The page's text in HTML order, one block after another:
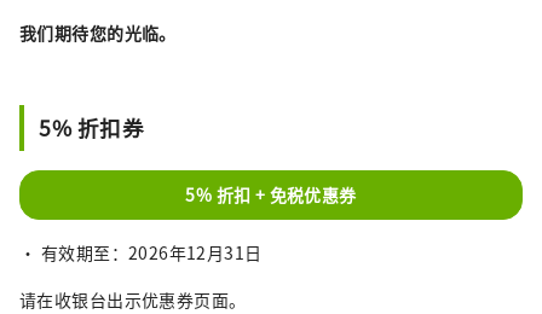
我们期待您的光临。
5% 折扣券
5% 折扣 + 免税优惠券
• 有效期至：2026年12月31日
请在收银台出示优惠券页面。